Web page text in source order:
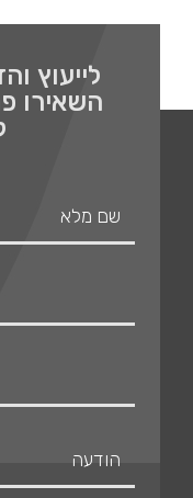
לייעוץ
השאירו